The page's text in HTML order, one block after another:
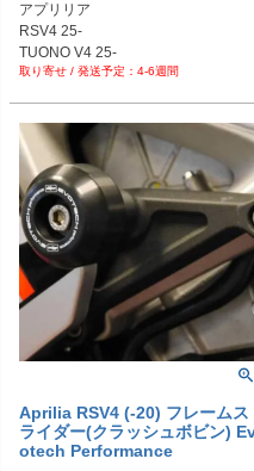
アプリリア
RSV4 25-
TUONO V4 25-
4-6週間
Aprilia RSV4 (-20) フレームス
ライダー(クラッシュボビン)
otech Performance